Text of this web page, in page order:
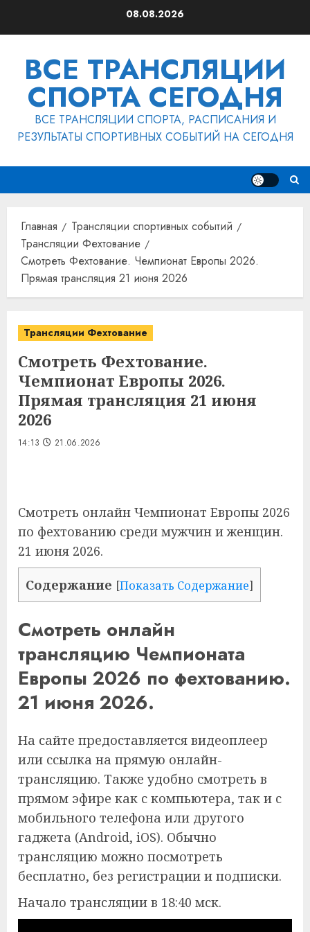
08.08.2026
ВСЕ ТРАНСЛЯЦИИ
СПОРТА СЕГОДНЯ
ВСЕ ТРАНСЛЯЦИИ СПОРТА, РАСПИСАНИЯ И
РЕЗУЛЬТАТЫ СПОРТИВНЫХ СОБЫТИЙ НА СЕГОДНЯ
Главная
Трансляции спортивных событий
Трансляции Фехтование
Смотреть Фехтование. Чемпионат Европы 2026.
Прямая трансляция 21 июня 2026
Трансляции Фехтование
Смотреть Фехтование.
Чемпионат Европы 2026.
Прямая трансляция 21 июня
2026
14:13 21.06.2026
Смотреть онлайн Чемпионат Европы 2026
по фехтованию среди мужчин и женщин.
21 июня 2026.
Содержание [Показать Содержание]
Смотреть онлайн
трансляцию Чемпионата
Европы 2026 по фехтованию.
21 июня 2026.
На сайте предоставляется видеоплеер
или ссылка на прямую онлайн-
трансляцию. Также удобно смотреть в
прямом эфире как с компьютера, так и с
мобильного телефона или другого
гаджета (Android, iOS). Обычно
трансляцию можно посмотреть
бесплатно, без регистрации и подписки.
Начало трансляции в 18:40 мск.